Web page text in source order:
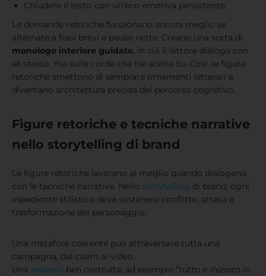
Chiudere il testo con un’eco emotiva persistente
Le domande retoriche funzionano ancora meglio se
alternate a frasi brevi e pause nette. Creano una sorta di
monologo interiore guidato, in cui il lettore dialoga con
sé stesso, ma sulle corde che hai scelto tu. Così, le figure
retoriche smettono di sembrare ornamenti letterari e
diventano architettura precisa del percorso cognitivo.
Figure retoriche e tecniche narrative
nello storytelling di brand
Le figure retoriche lavorano al meglio quando dialogano
con le tecniche narrative. Nello storytelling di brand, ogni
espediente stilistico deve sostenere conflitto, attesa e
trasformazione del personaggio.
Una metafora coerente può attraversare tutta una
campagna, dal claim ai video.
Una analessi ben costruita, ad esempio “tutto è iniziato in